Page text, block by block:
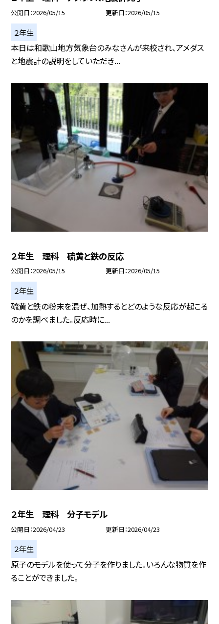
公開日 2026/05/15 更新日 2026/05/15
２年生
本日は和歌山地方気象台のみなさんが来校され、アメダス
と地震計の説明をしていただき...
２年生 理科 硫黄と鉄の反応
公開日 2026/05/15 更新日 2026/05/15
２年生
硫黄と鉄の粉末を混ぜ、加熱するとどのような反応が起こる
のかを調べました。反応時に...
２年生 理科 分子モデル
公開日 2026/04/23 更新日 2026/04/23
２年生
原子のモデルを使って分子を作りました。いろんな物質を作
ることができました。